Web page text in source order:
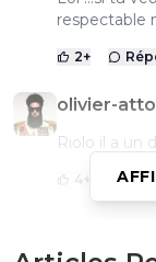
respectable
2+
olivier-
Riolo il a un
4+
kenny-